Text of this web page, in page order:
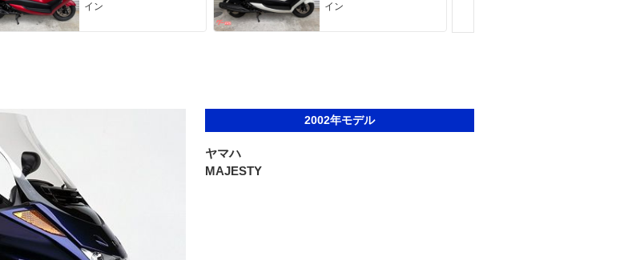
イン
イン
2002年モデル
ヤマハ
MAJESTY